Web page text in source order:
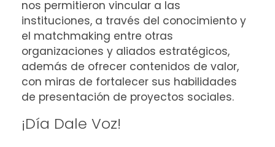
nos permitieron vincular a las
instituciones, a través del conocimiento y
el matchmaking entre otras
organizaciones y aliados estratégicos,
además de ofrecer contenidos de valor,
con miras de fortalecer sus habilidades
de presentación de proyectos sociales.
¡Día Dale Voz!